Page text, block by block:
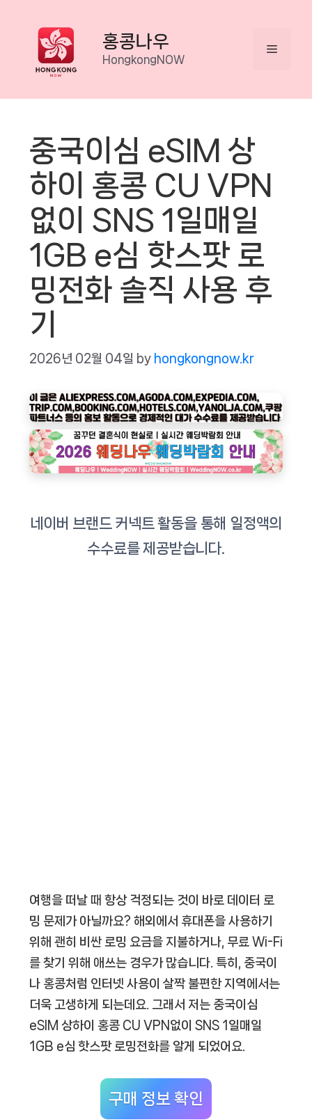
content
홍콩나우
HongkongNOW
Menu
중국이심 eSIM 상
하이 홍콩 CU VPN
없이 SNS 1일매일
1GB e심 핫스팟 로
밍전화 솔직 사용 후
기
2026년 02월 04일 by hongkongnow.kr
여행을 떠날 때 항상 걱정되는 것이 바로 데이터 로
밍 문제가 아닐까요? 해외에서 휴대폰을 사용하기
위해 괜히 비싼 로밍 요금을 지불하거나, 무료 Wi-Fi
를 찾기 위해 애쓰는 경우가 많습니다. 특히, 중국이
나 홍콩처럼 인터넷 사용이 살짝 불편한 지역에서는
더욱 고생하게 되는데요. 그래서 저는 중국이심
eSIM 상하이 홍콩 CU VPN없이 SNS 1일매일
1GB e심 핫스팟 로밍전화를 알게 되었어요.
구매 정보 확인